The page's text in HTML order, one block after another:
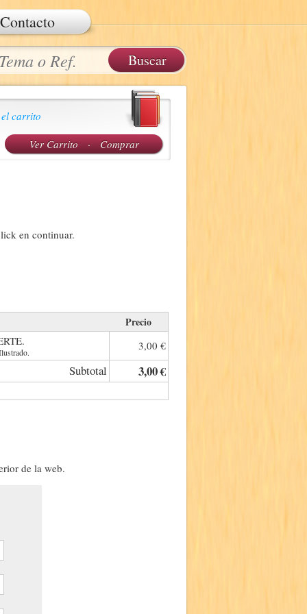
Contacto
carrito
Ver Carrito · Comprar
en continuar.
Precio
3,00 €
Subtotal 3,00 €
de la web.